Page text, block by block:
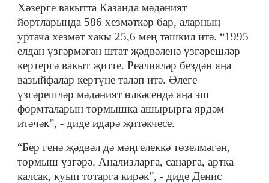
Хәзерге вакытта Казанда мәдәният
йортларында 586 хезмәткәр бар, аларның
уртача хезмәт хакы 25,6 мең тәшкил итә. “1995
елдан үзгәрмәгән штат җәдвәленә үзгәрешләр
кертергә вакыт җитте. Реалияләр бездән яңа
вазыйфалар кертүне таләп итә. Әлеге
үзгәрешләр мәдәният өлкәсендә яңа эш
формталарын тормышка ашырырга ярдәм
итәчәк”, - диде идарә җитәкчесе.
“Бер генә җәдвәл дә мәңгелеккә төзелмәгән,
тормыш үзгәрә. Анализларга, санарга, артка
калсак, куып тотарга кирәк”, - диде Денис